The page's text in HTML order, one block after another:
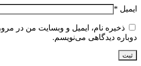
ایمیل *
ذخیره نام، ایمیل و وبسایت من در
دوباره دیدگاهی می‌نویسم.